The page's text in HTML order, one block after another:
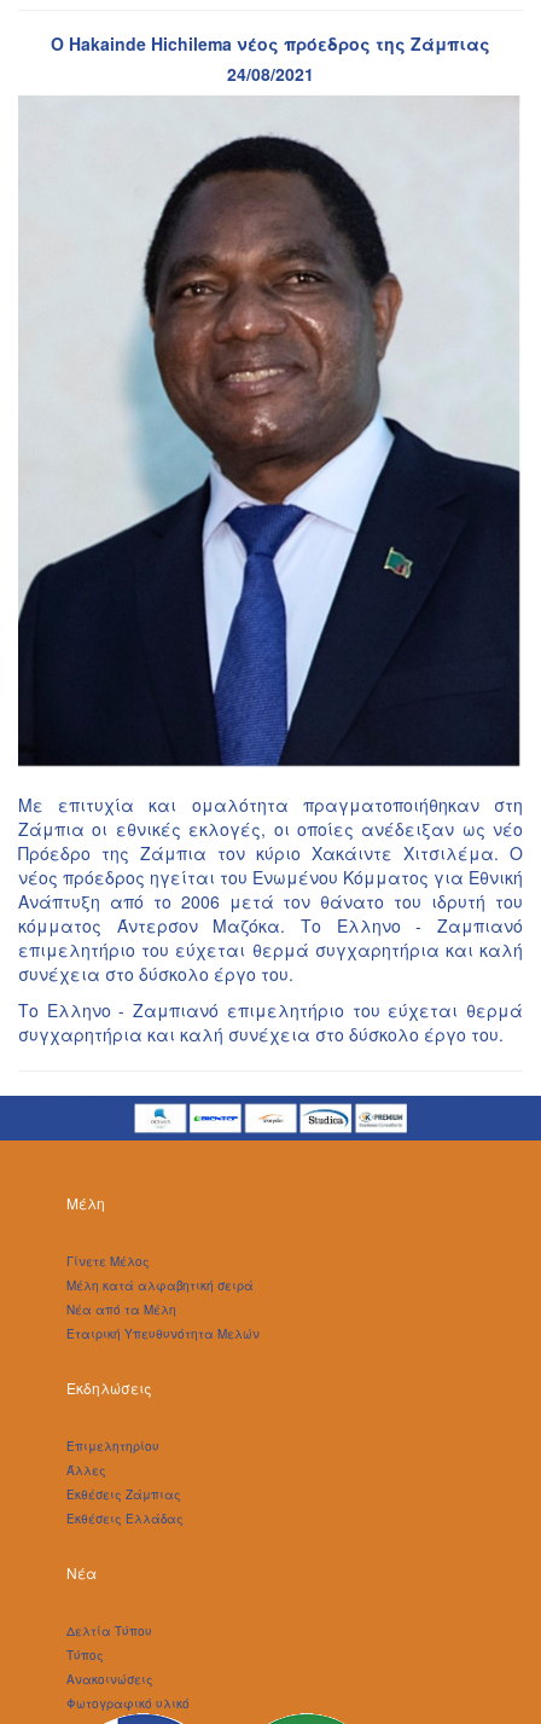
Ο Hakainde Hichilema νέος πρόεδρος της Ζάμπιας
24/08/2021
Με επιτυχία και ομαλότητα πραγματοποιήθηκαν στη
Ζάμπια οι εθνικές εκλογές, οι οποίες ανέδειξαν ως νέο
Πρόεδρο της Ζάμπια τον κύριο Χακάιντε Χιτσιλέμα. Ο
νέος πρόεδρος ηγείται του Ενωμένου Κόμματος για Εθνική
Ανάπτυξη από το 2006 μετά τον θάνατο του ιδρυτή του
κόμματος Άντερσον Μαζόκα. Το Ελληνο - Ζαμπιανό
επιμελητήριο του εύχεται θερμά συγχαρητήρια και καλή
συνέχεια στο δύσκολο έργο του.
Το Ελληνο - Ζαμπιανό επιμελητήριο του εύχεται θερμά
συγχαρητήρια και καλή συνέχεια στο δύσκολο έργο του.
Μέλη
Γίνετε Μέλος
Μέλη κατά αλφαβητική σειρά
Νέα από τα Μέλη
Εταιρική Υπευθυνότητα Μελών
Εκδηλώσεις
Επιμελητηρίου
Άλλες
Εκθέσεις Ζάμπιας
Εκθέσεις Ελλάδας
Νέα
Δελτία Τύπου
Τύπος
Ανακοινώσεις
Φωτογραφικό υλικό